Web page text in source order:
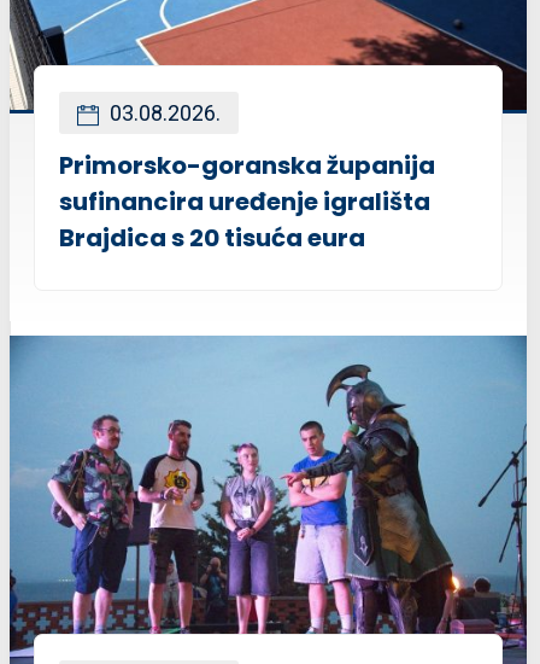
03.08.2026.
Primorsko-goranska županija
sufinancira uređenje igrališta
Brajdica s 20 tisuća eura